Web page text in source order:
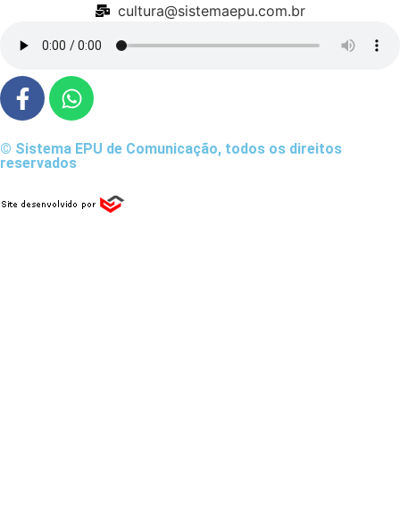
cultura@sistemaepu.com.br
© Sistema EPU de Comunicação, todos os direitos
reservados